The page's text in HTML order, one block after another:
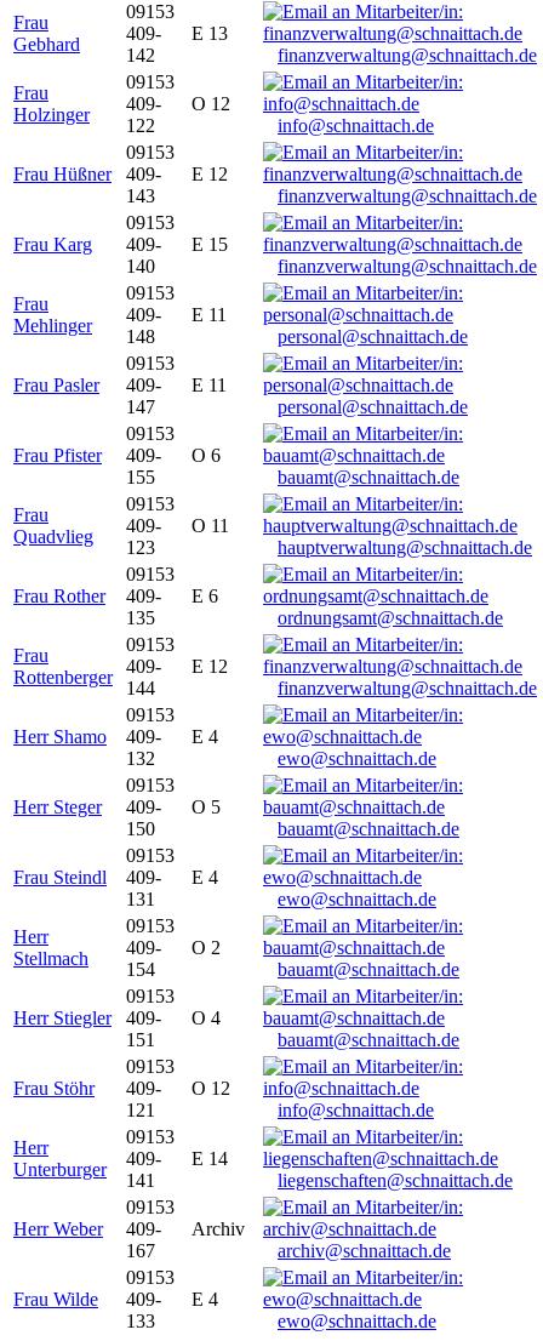
Frau
Gebhard
09153
409-
142
E 13
finanzverwaltung@schnaittach.de
Frau
Holzinger
09153
409-
122
O 12
info@schnaittach.de
Frau Hüßner
09153
409-
143
E 12
finanzverwaltung@schnaittach.de
Frau Karg
09153
409-
140
E 15
finanzverwaltung@schnaittach.de
Frau
Mehlinger
09153
409-
148
E 11
personal@schnaittach.de
Frau Pasler
09153
409-
147
E 11
personal@schnaittach.de
Frau Pfister
09153
409-
155
O 6
bauamt@schnaittach.de
Frau
Quadvlieg
09153
409-
123
O 11
hauptverwaltung@schnaittach.de
Frau Rother
09153
409-
135
E 6
ordnungsamt@schnaittach.de
Frau
Rottenberger
09153
409-
144
E 12
finanzverwaltung@schnaittach.de
Herr Shamo
09153
409-
132
E 4
ewo@schnaittach.de
Herr Steger
09153
409-
150
O 5
bauamt@schnaittach.de
Frau Steindl
09153
409-
131
E 4
ewo@schnaittach.de
Herr
Stellmach
09153
409-
154
O 2
bauamt@schnaittach.de
Herr Stiegler
09153
409-
151
O 4
bauamt@schnaittach.de
Frau Stöhr
09153
409-
121
O 12
info@schnaittach.de
Herr
Unterburger
09153
409-
141
E 14
liegenschaften@schnaittach.de
Herr Weber
09153
409-
167
Archiv
archiv@schnaittach.de
Frau Wilde
09153
409-
133
E 4
ewo@schnaittach.de